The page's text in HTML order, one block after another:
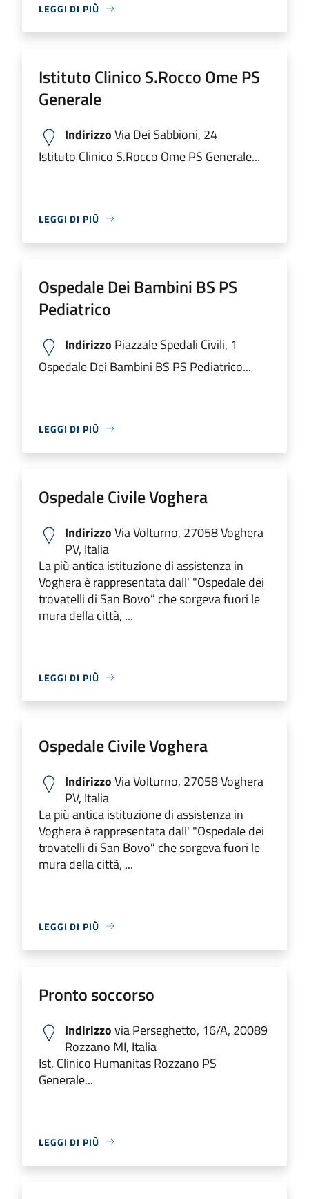
LEGGI DI PIÙ
Istituto Clinico S.Rocco Ome PS
Generale
IndirizzoVia Dei Sabbioni, 24
Istituto Clinico S.Rocco Ome PS Generale...
LEGGI DI PIÙ
Ospedale Dei Bambini BS PS
Pediatrico
Indirizzo Piazzale Spedali Civili, 1
Ospedale Dei Bambini BS PS Pediatrico...
LEGGI DI PIÙ
Ospedale Civile Voghera
IndirizzoVia Volturno, 27058 Voghera
PV, Italia
La più antica istituzione di assistenza in
Voghera è rappresentata dall' "Ospedale dei
trovatelli di San Bovo” che sorgeva fuori le
mura della città, ...
LEGGI DI PIÙ
Ospedale Civile Voghera
IndirizzoVia Volturno, 27058 Voghera
PV, Italia
La più antica istituzione di assistenza in
Voghera è rappresentata dall' "Ospedale dei
trovatelli di San Bovo” che sorgeva fuori le
mura della città, ...
LEGGI DI PIÙ
Pronto soccorso
Indirizzovia Perseghetto, 16/A, 20089
Rozzano MI, Italia
Ist. Clinico Humanitas Rozzano PS
Generale...
LEGGI DI PIÙ